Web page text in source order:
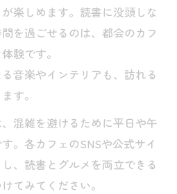
楽しめます。読書に没頭しな
を過ごせるのは、都会のカフ
験です。
音楽やインテリアも、訪れる
す。
混雑を避けるために平日や午
。各カフェのSNSや公式サイ
、読書とグルメを両立できる
てみてください。